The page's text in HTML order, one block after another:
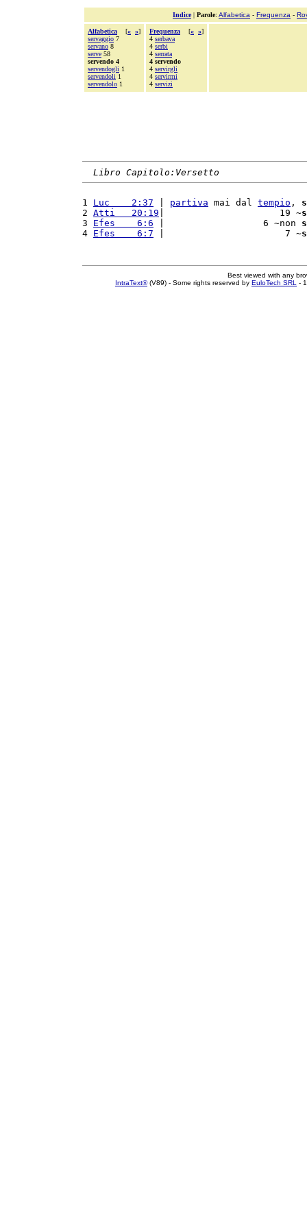
Indice| Parole: Alfabetica - Frequenza -
Alfabetica [« »]
servaggio 7
servano 8
serve 58
servendo 4
servendogli 1
servendoli 1
servendolo 1
Frequenza [« »]
4 serbava
4 serbi
4 serrata
4 servendo
4 servirgli
4 servirmi
4 servizi
Libro Capitolo:Versetto
1 Luc    2:37 partiva mai dal tempio ,
2 Atti   20:19 |                     19 ~
3 Efes    6:6 |                  6 ~non
4 Efes    6:7 |                      7 ~
Best viewed with any
IntraText®(V89) - Some rights reserved by EuloTech SRL -